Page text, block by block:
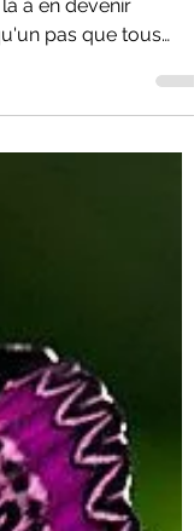
?